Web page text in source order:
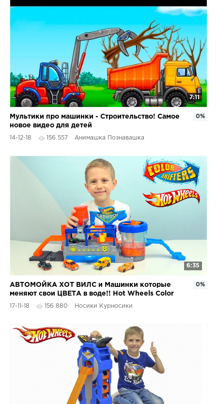
7:11
Мультики про машинки - Строительство! Самое
новое видео для детей
14-12-18 156 557 Анимашка Познавашка
0%
6:35
АВТОМОЙКА ХОТ ВИЛС и Машинки которые
меняют свои ЦВЕТА в воде!! Hot Wheels Color
Shifters!
17-11-18 156 880 Носики Курносики
0%